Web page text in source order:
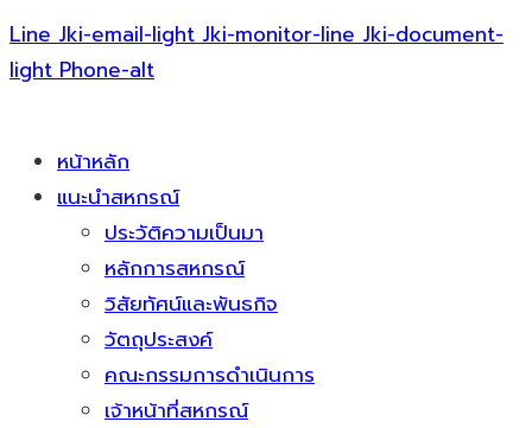
content
Line Jki-email-light Jki-monitor-line Jki-document-
light Phone-alt
หน้าหลัก
แนะนำสหกรณ์
ประวัติความเป็นมา
หลักการสหกรณ์
วิสัยทัศน์และพันธกิจ
วัตถุประสงค์
คณะกรรมการดำเนินการ
เจ้าหน้าที่สหกรณ์